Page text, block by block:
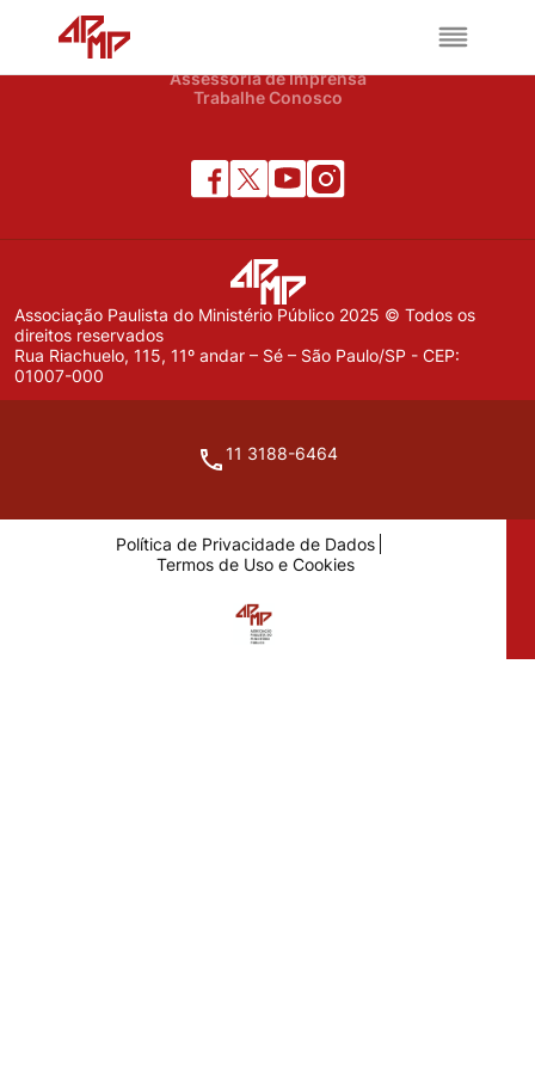
Assessoria de Imprensa
Trabalhe Conosco
Associação Paulista do Ministério Público 2025 © Todos os
direitos reservados
Rua Riachuelo, 115, 11º andar – Sé – São Paulo/SP - CEP:
01007-000
11 3188-6464
Política de Privacidade de Dados
Termos de Uso e Cookies